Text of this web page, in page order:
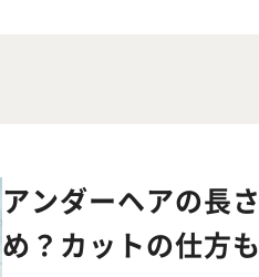
アンダーヘアの長
め？カットの仕方